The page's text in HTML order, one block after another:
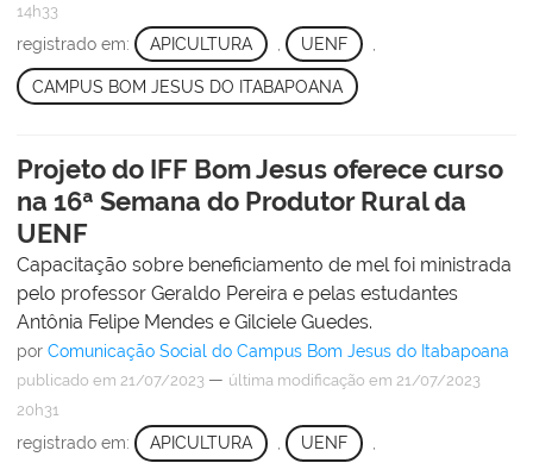
14h33
registrado em: APICULTURA UENF
CAMPUS BOM JESUS DO ITABAPOANA
Projeto do IFF Bom Jesus oferece curso
na 16ª Semana do Produtor Rural da
UENF
Capacitação sobre beneficiamento de mel foi ministrada
pelo professor Geraldo Pereira e pelas estudantes
Antônia Felipe Mendes e Gilciele Guedes.
por Comunicação Social do Campus Bom Jesus do Itabapoana
publicado em 21/07/2023 — última modificação em 21/07/2023
20h31
registrado em: APICULTURA , UENF ,